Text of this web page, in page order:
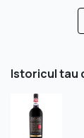
Istoricul tau